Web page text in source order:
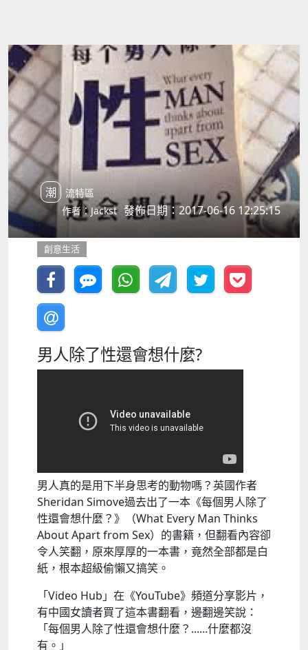
潮流特區
作者：Jackst 發佈日期：2017-06-16 12:25:15
創意生活
男人除了性還會想什麼?
男人真的是用下半身思考的動物嗎？英國作者
Sheridan Simove過去出了一本《每個男人除了
性還會想什麼？》（What Every Man Thinks
About Apart from Sex）的書籍，但翻看內容卻
令人笑翻，原來厚厚的一本書，竟然全部都是白
紙，根本超級偷懶又搞笑。
「Video Hub」在《YouTube》頻道分享影片，
有中國女讀者買了這本書翻看，邊翻邊笑說：
「每個男人除了性還會想什麼？......什麼都沒
有。」